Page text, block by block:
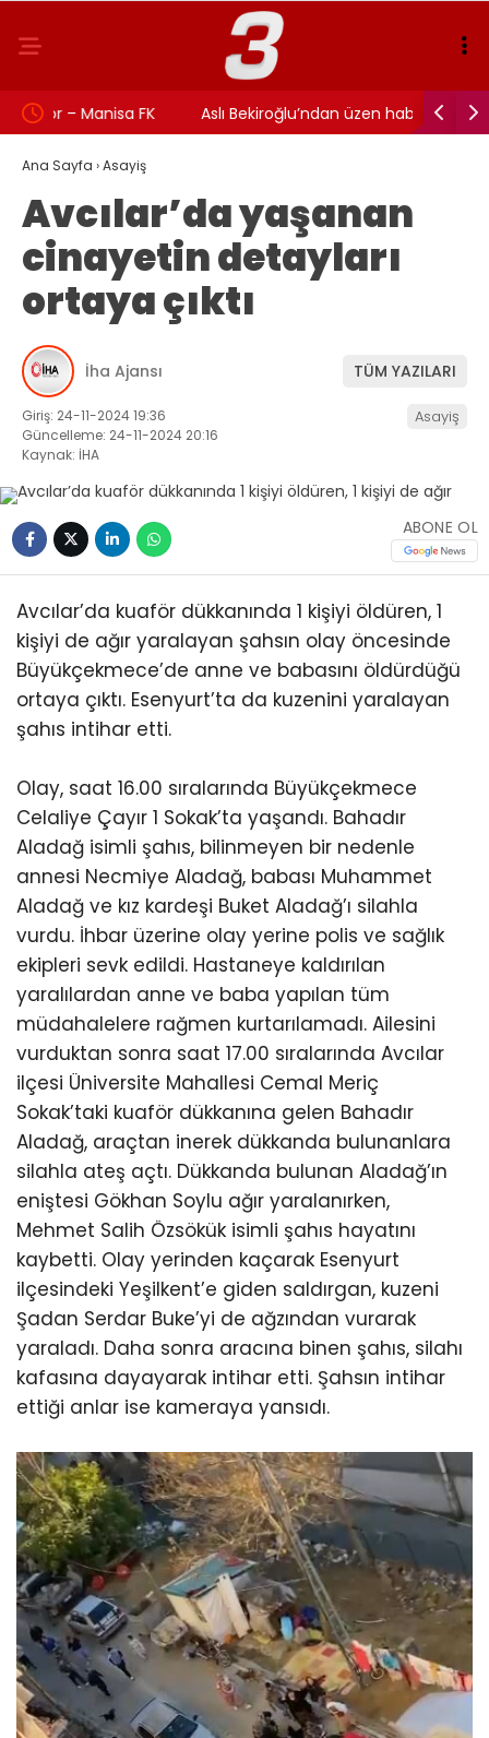
Aslı Bekiroğlu’ndan üzen haber: Yine… TRT
Ana Sayfa ›Asayiş
Avcılar’da yaşanan
cinayetin detayları
ortaya çıktı
İha Ajansı TÜM YAZILARI
Giriş: 24-11-2024 19:36
Güncelleme: 24-11-2024 20:16
Kaynak: İHA
Asayiş
ABONE OL
Avcılar’da kuaför dükkanında 1 kişiyi öldüren, 1
kişiyi de ağır yaralayan şahsın olay öncesinde
Büyükçekmece’de anne ve babasını öldürdüğü
ortaya çıktı. Esenyurt’ta da kuzenini yaralayan
şahıs intihar etti.
Olay, saat 16.00 sıralarında Büyükçekmece
Celaliye Çayır 1 Sokak’ta yaşandı. Bahadır
Aladağ isimli şahıs, bilinmeyen bir nedenle
annesi Necmiye Aladağ, babası Muhammet
Aladağ ve kız kardeşi Buket Aladağ’ı silahla
vurdu. İhbar üzerine olay yerine polis ve sağlık
ekipleri sevk edildi. Hastaneye kaldırılan
yaralılardan anne ve baba yapılan tüm
müdahalelere rağmen kurtarılamadı. Ailesini
vurduktan sonra saat 17.00 sıralarında Avcılar
ilçesi Üniversite Mahallesi Cemal Meriç
Sokak’taki kuaför dükkanına gelen Bahadır
Aladağ, araçtan inerek dükkanda bulunanlara
silahla ateş açtı. Dükkanda bulunan Aladağ’ın
eniştesi Gökhan Soylu ağır yaralanırken,
Mehmet Salih Özsökük isimli şahıs hayatını
kaybetti. Olay yerinden kaçarak Esenyurt
ilçesindeki Yeşilkent’e giden saldırgan, kuzeni
Şadan Serdar Buke’yi de ağzından vurarak
yaraladı. Daha sonra aracına binen şahıs, silahı
kafasına dayayarak intihar etti. Şahsın intihar
ettiği anlar ise kameraya yansıdı.